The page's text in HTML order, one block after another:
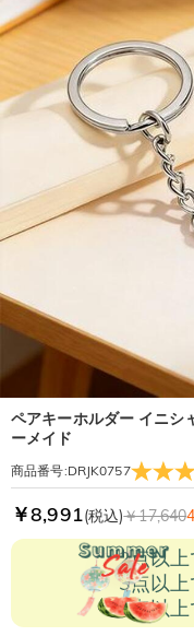
ペアキーホルダー イニシ
ーメイド
商品番号:DRJK0757
￥8,991(税込)￥17,640
2点以
3点以
5点以